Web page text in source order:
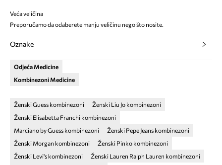
Veća veličina
Preporučamo da odaberete manju veličinu nego što nosite.
Oznake
Odjeća Medicine
Kombinezoni Medicine
Ženski Guess kombinezoni
Ženski Liu Jo kombinezoni
Ženski Elisabetta Franchi kombinezoni
Marciano by Guess kombinezoni
Ženski Pepe Jeans kombinezoni
Ženski Morgan kombinezoni
Ženski Pinko kombinezoni
Ženski Levi's kombinezoni
Ženski Lauren Ralph Lauren kombinezoni